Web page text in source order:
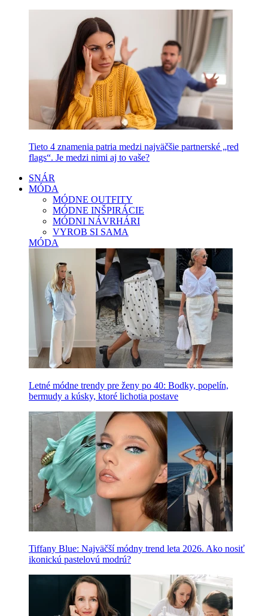
Tieto 4 znamenia patria medzi najväčšie partnerské „red
flags“. Je medzi nimi aj to vaše?
SNÁR
MÓDA
MÓDNE OUTFITY
MÓDNE INŠPIRÁCIE
MÓDNI NÁVRHÁRI
VYROB SI SAMA
MÓDA
Letné módne trendy pre ženy po 40: Bodky, popelín,
bermudy a kúsky, ktoré lichotia postave
Tiffany Blue: Najväčší módny trend leta 2026. Ako nosiť
ikonickú pastelovú modrú?